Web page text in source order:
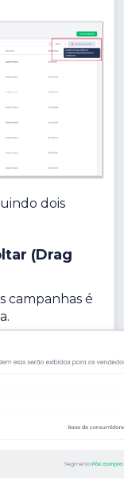
dois
(Drag
campanhas é